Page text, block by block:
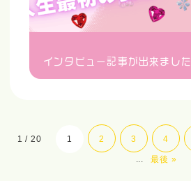
インタビュー記事が出来ました
1 / 20 1 2 3 4
... 最後 »